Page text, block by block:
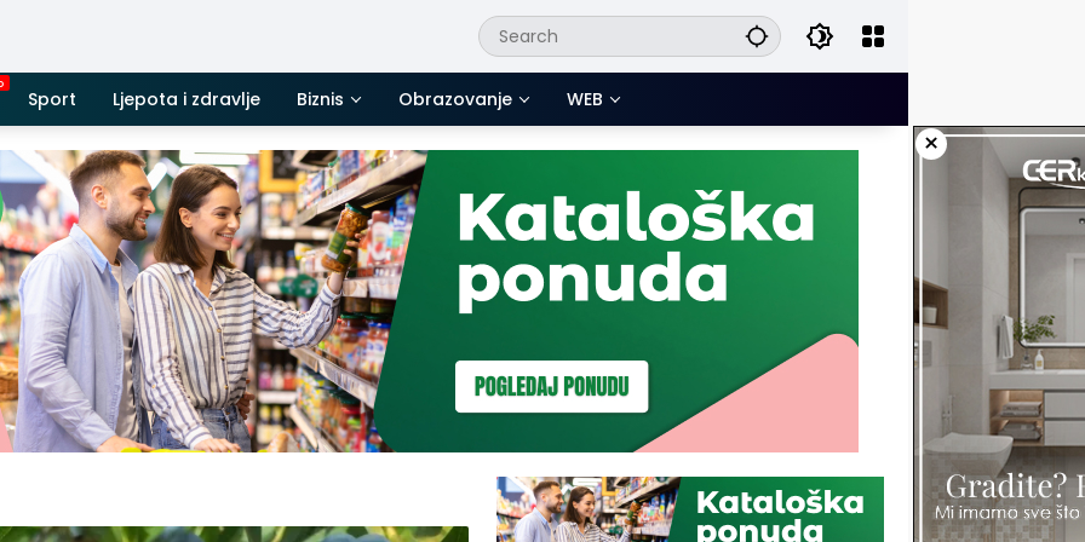
Sport Ljepota i zdravlje Biznis Obrazovanje WEB
×